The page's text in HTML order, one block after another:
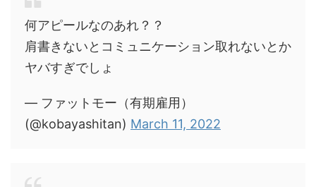
何アピールなのあれ？？
肩書きないとコミュニケーション取れないとか
ヤバすぎでしょ
— ファットモー（有期雇用）
(@kobayashitan) March 11, 2022